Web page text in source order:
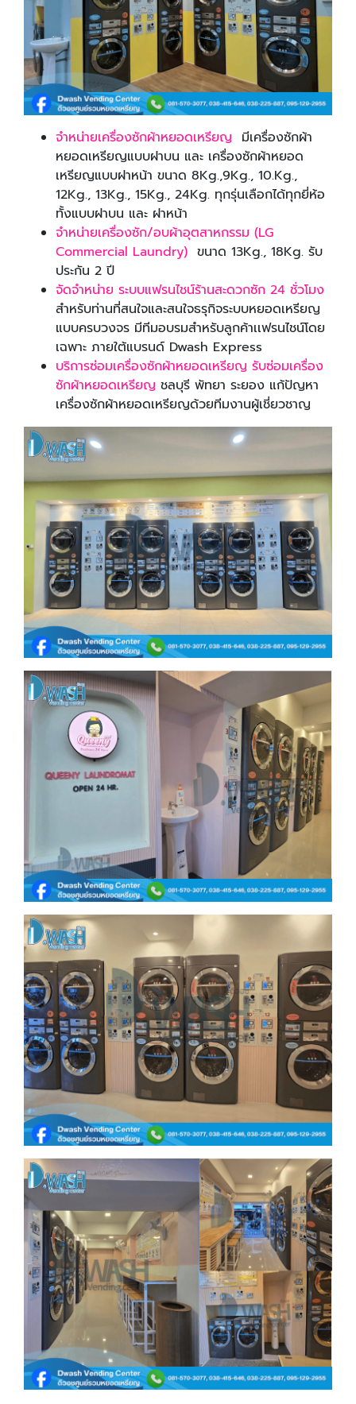
จำหน่ายเครื่องซักผ้าหยอดเหรียญ มีเครื่องซักผ้า
หยอดเหรียญแบบฝาบน และ เครื่องซักผ้าหยอด
เหรียญแบบฝาหน้า ขนาด 8Kg.,9Kg., 10.Kg.,
12Kg., 13Kg., 15Kg., 24Kg. ทุกรุ่นเลือกได้ทุกยี่ห้อ
ทั้งแบบฝาบน และ ฝาหน้า
จำหน่ายเครื่องซัก/อบผ้าอุตสาหกรรม (LG
Commercial Laundry) ขนาด 13Kg., 18Kg. รับ
ประกัน 2 ปี
จัดจำหน่าย ระบบแฟรนไชน์ร้านสะดวกซัก 24 ชั่วโมง
สำหรับท่านที่สนใจและสนใจธรุกิจระบบหยอดเหรียญ
แบบครบวงจร มีทีมอบรมสำหรับลูกค้าเเฟรนไชน์โดย
เฉพาะ ภายใต้แบรนด์ Dwash Express
บริการซ่อมเครื่องซักผ้าหยอดเหรียญ รับซ่อมเครื่อง
ซักผ้าหยอดเหรียญ ชลบุรี พัทยา ระยอง แก้ปัญหา
เครื่องซักผ้าหยอดเหรียญด้วยทีมงานผู้เชี่ยวชาญ